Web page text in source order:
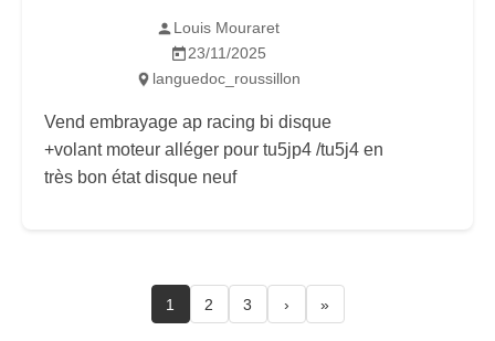
Louis Mouraret
23/11/2025
languedoc_roussillon
Vend embrayage ap racing bi disque
+volant moteur alléger pour tu5jp4 /tu5j4 en
très bon état disque neuf
1 2 3 › »